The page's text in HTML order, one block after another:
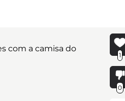
com a camisa do
1
0